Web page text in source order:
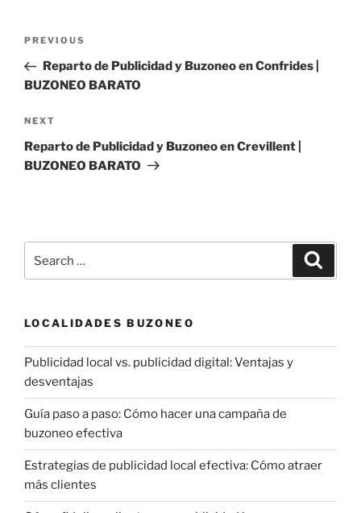
Previous
Post
PREVIOUS
Reparto de Publicidad y Buzoneo en Confrides |
BUZONEO BARATO
Next
Post
NEXT
Reparto de Publicidad y Buzoneo en Crevillent |
BUZONEO BARATO
for:
LOCALIDADES BUZONEO
Publicidad local vs. publicidad digital: Ventajas y
desventajas
Guía paso a paso: Cómo hacer una campaña de
buzoneo efectiva
Estrategias de publicidad local efectiva: Cómo atraer
más clientes